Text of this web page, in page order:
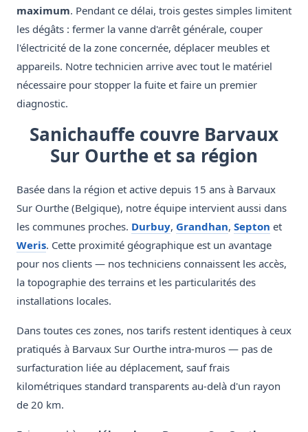
maximum. Pendant ce délai, trois gestes simples limitent
les dégâts : fermer la vanne d'arrêt générale, couper
l'électricité de la zone concernée, déplacer meubles et
appareils. Notre technicien arrive avec tout le matériel
nécessaire pour stopper la fuite et faire un premier
diagnostic.
Sanichauffe couvre Barvaux
Sur Ourthe et sa région
Basée dans la région et active depuis 15 ans à Barvaux
Sur Ourthe (Belgique), notre équipe intervient aussi dans
les communes proches. Durbuy, Grandhan, Septon et
Weris. Cette proximité géographique est un avantage
pour nos clients — nos techniciens connaissent les accès,
la topographie des terrains et les particularités des
installations locales.
Dans toutes ces zones, nos tarifs restent identiques à ceux
pratiqués à Barvaux Sur Ourthe intra-muros — pas de
surfacturation liée au déplacement, sauf frais
kilométriques standard transparents au-delà d'un rayon
de 20 km.